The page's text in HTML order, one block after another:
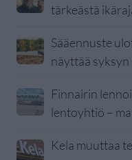
tärkeästä
Sääennuste
näyttää syksyn
Finnairin
lentoyhtiö –
Kela muuttaa